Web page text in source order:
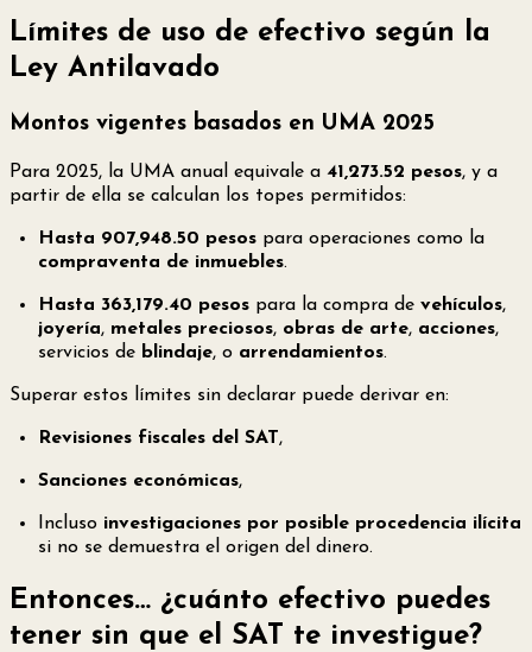
Límites de uso de efectivo según la
Ley Antilavado
Montos vigentes basados en UMA 2025
Para 2025, la UMA anual equivale a 41,273.52 pesos, y a
partir de ella se calculan los topes permitidos:
Hasta 907,948.50 pesos para operaciones como la
compraventa de inmuebles.
Hasta 363,179.40 pesos para la compra de vehículos,
joyería, metales preciosos, obras de arte, acciones,
servicios de blindaje, o arrendamientos.
Superar estos límites sin declarar puede derivar en:
Revisiones fiscales del SAT,
Sanciones económicas,
Incluso investigaciones por posible procedencia ilícita
si no se demuestra el origen del dinero.
Entonces… ¿cuánto efectivo puedes
tener sin que el SAT te investigue?